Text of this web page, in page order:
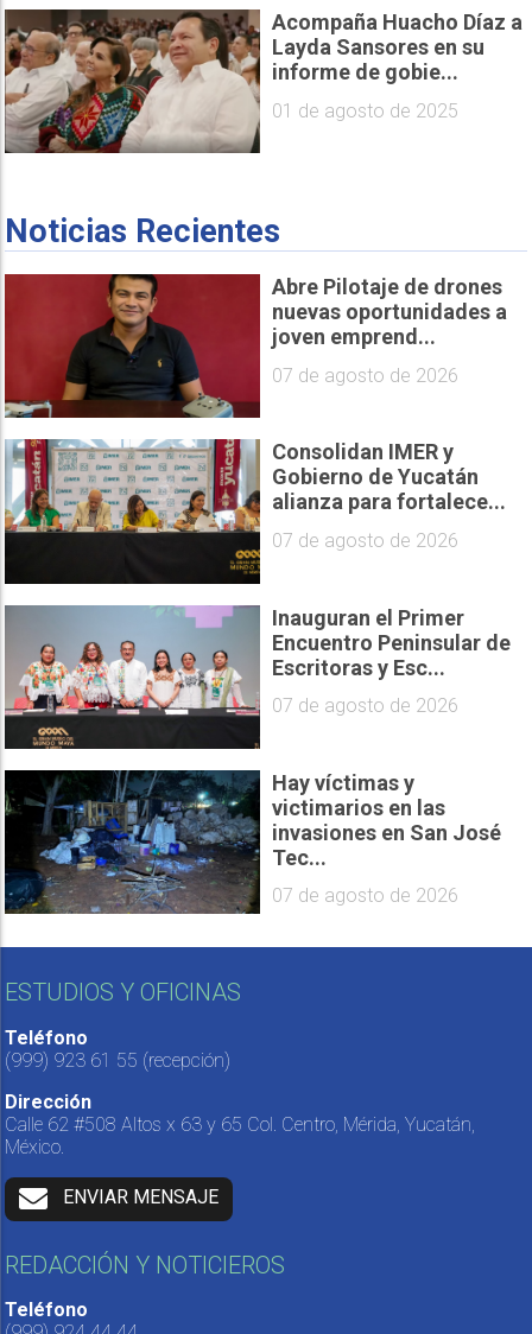
Acompaña Huacho Díaz a
Layda Sansores en su
informe de gobie...
01 de agosto de 2025
Noticias Recientes
Abre Pilotaje de drones
nuevas oportunidades a
joven emprend...
07 de agosto de 2026
Consolidan IMER y
Gobierno de Yucatán
alianza para fortalece...
07 de agosto de 2026
Inauguran el Primer
Encuentro Peninsular de
Escritoras y Esc...
07 de agosto de 2026
Hay víctimas y
victimarios en las
invasiones en San José
Tec...
07 de agosto de 2026
ESTUDIOS Y OFICINAS
Teléfono
(999) 923 61 55 (recepción)
Dirección
Calle 62 #508 Altos x 63 y 65 Col. Centro, Mérida, Yucatán,
México.
ENVIAR MENSAJE
REDACCIÓN Y NOTICIEROS
Teléfono